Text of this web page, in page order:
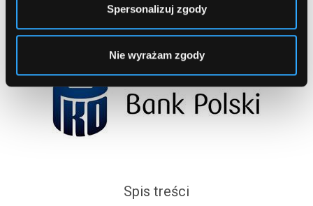
Spersonalizuj zgody
Nie wyrażam zgody
Spis treści